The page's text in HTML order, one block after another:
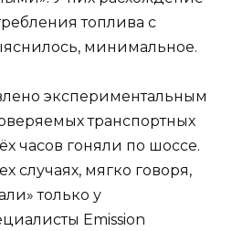
топлива с
минимальное.
экспериментальным
транспортных
часов гоняли по шоссе.
случаях, мягко говоря,
только у
Emission